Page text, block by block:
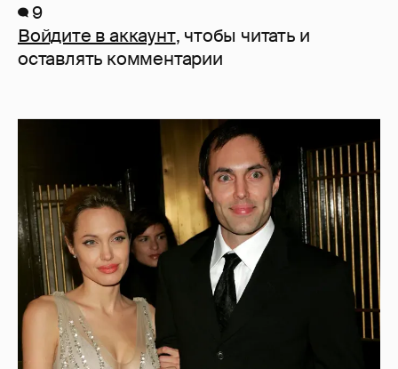
9
Войдите в аккаунт, чтобы читать и
оставлять комментарии